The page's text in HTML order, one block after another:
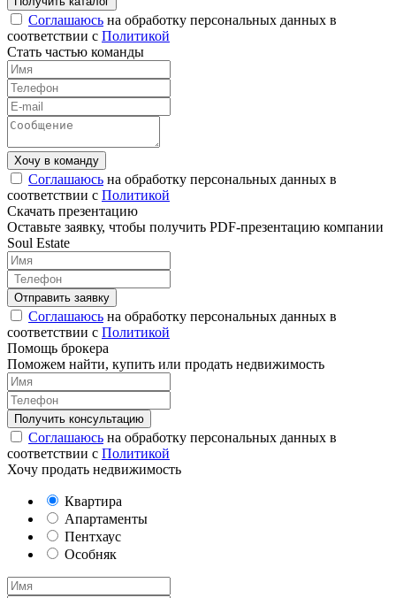
Соглашаюсь на обработку персональных данных в
соответствии с Политикой
Стать частью команды
Соглашаюсь на обработку персональных данных в
соответствии с Политикой
Скачать презентацию
Оставьте заявку, чтобы получить PDF-презентацию компании
Soul Estate
Соглашаюсь на обработку персональных данных в
соответствии с Политикой
Помощь брокера
Поможем найти, купить или продать недвижимость
Соглашаюсь на обработку персональных данных в
соответствии с Политикой
Хочу продать недвижимость
Квартира
Апартаменты
Пентхаус
Особняк